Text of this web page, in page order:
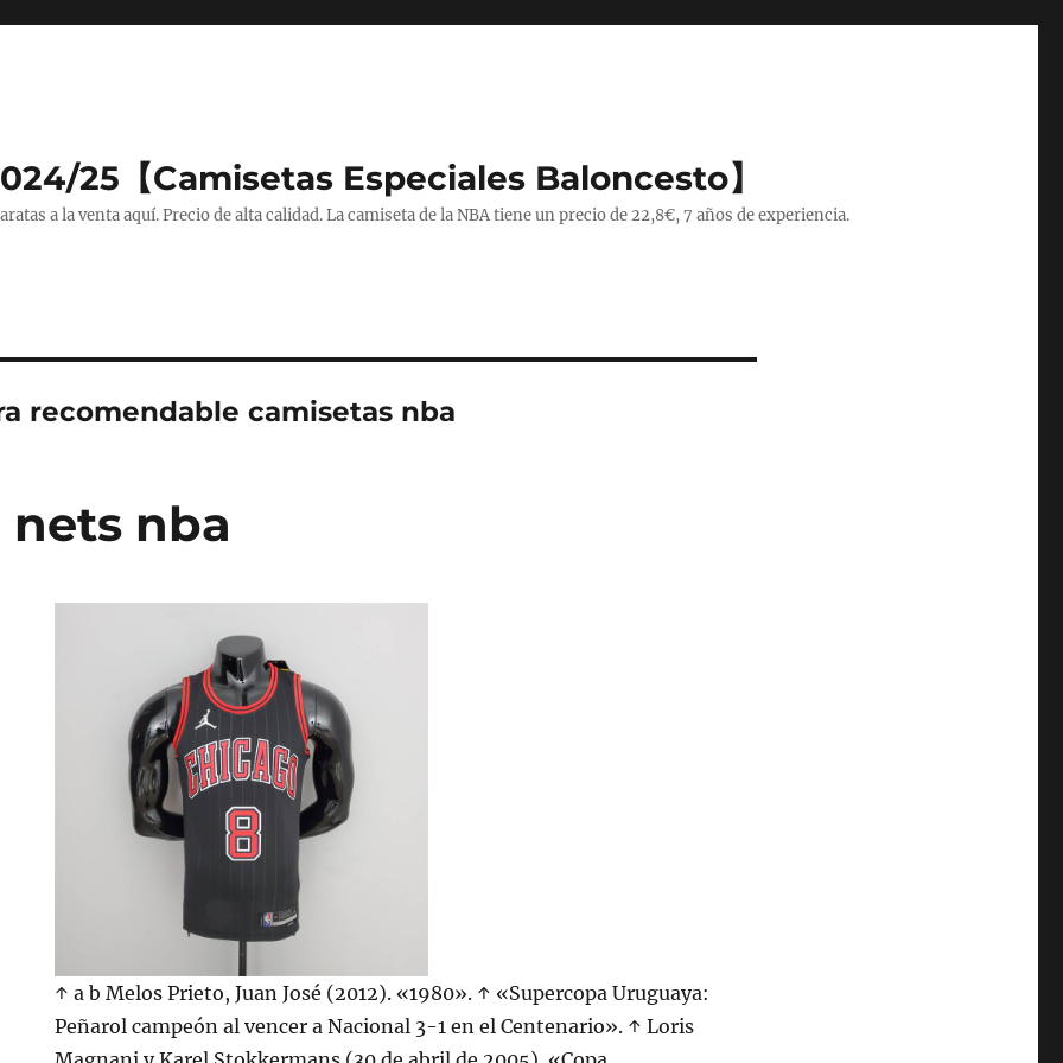
25【Camisetas Especiales Baloncesto】
a la venta aquí. Precio de alta calidad. La camiseta de la NBA tiene un precio de 22,8€, 7 años de experiencia.
recomendable camisetas nba
nba
↑ a b Melos Prieto, Juan José (2012). «1980». ↑ «Supercopa Uruguaya:
Peñarol campeón al vencer a Nacional 3-1 en el Centenario». ↑ Loris